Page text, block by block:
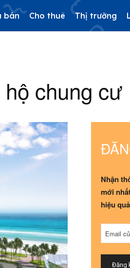
bán Cho thuê Thị trường
chung cư
Nhận
mới
hiệu
Address
Email
Đăng